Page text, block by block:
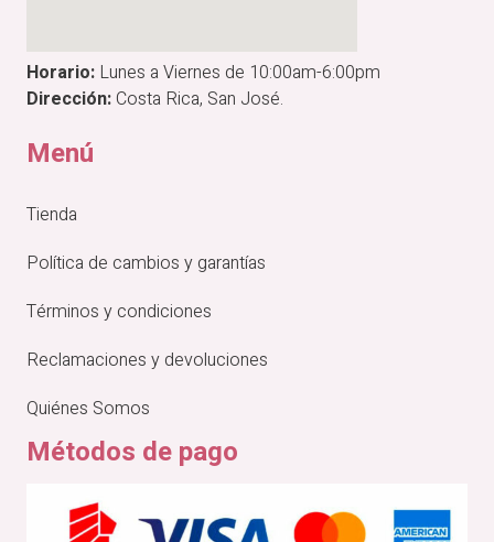
Horario: Lunes a Viernes de 10:00am-6:00pm
Dirección:Costa Rica, San José.
Menú
Tienda
Política de cambios y garantías
Términos y condiciones
Reclamaciones y devoluciones
Quiénes Somos
Métodos de pago